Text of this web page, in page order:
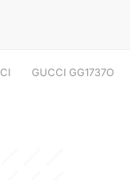
GUCCI GG1737O